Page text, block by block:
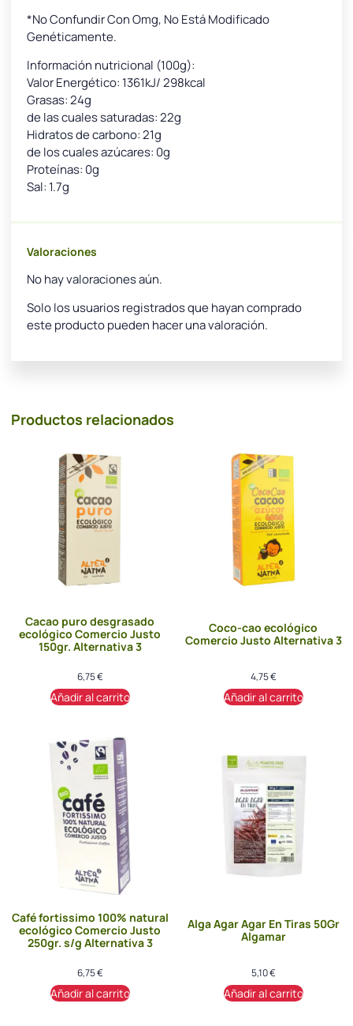
*No Confundir Con Omg, No Está Modificado
Genéticamente.
Información nutricional (100g):
Valor Energético: 1361kJ/ 298kcal
Grasas: 24g
de las cuales saturadas: 22g
Hidratos de carbono: 21g
de los cuales azúcares: 0g
Proteínas: 0g
Sal: 1.7g
Valoraciones
No hay valoraciones aún.
Solo los usuarios registrados que hayan comprado
este producto pueden hacer una valoración.
Productos relacionados
Cacao puro desgrasado
ecológico Comercio Justo
150gr. Alternativa 3
6,75€
Añadir al carrito
Coco-cao ecológico
Comercio Justo Alternativa 3
4,75€
Añadir al carrito
Café fortissimo 100% natural
ecológico Comercio Justo
250gr. s/g Alternativa 3
6,75€
Añadir al carrito
Alga Agar Agar En Tiras 50Gr
Algamar
5,10€
Añadir al carrito